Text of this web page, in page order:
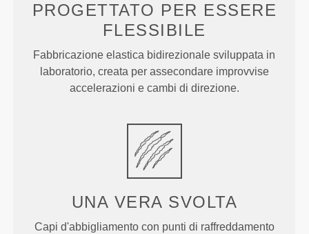
PROGETTATO PER ESSERE
FLESSIBILE
Fabbricazione elastica bidirezionale sviluppata in
laboratorio, creata per assecondare improvvise
accelerazioni e cambi di direzione.
UNA VERA SVOLTA
Capi d'abbigliamento con punti di raffreddamento